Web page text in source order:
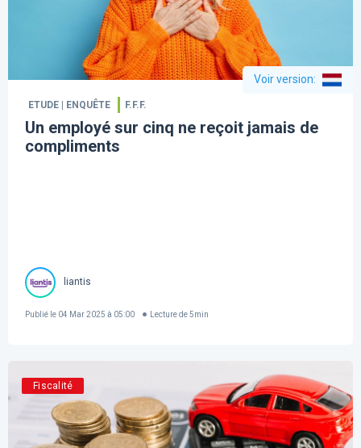
Voir version:
ETUDE | ENQUÊTE F.F.F.
Un employé sur cinq ne reçoit jamais de
compliments
liantis
Publié le 04 Mar 2025 à 05:00 Lecture de 5min
Fiscalité